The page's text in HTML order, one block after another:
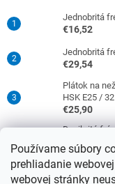
Používame súbory
prehliadanie
webovej stránky
Jednobritá
€16,52
Jednobritá
€29,54
Plátok na
HSK E25 / 32
€25,90
Dvojbritá
€38,33
Jednobritá